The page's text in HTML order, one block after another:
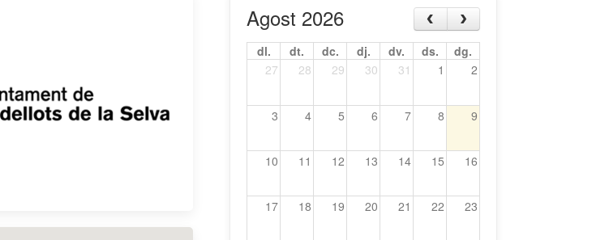
Agost 2026
dl. dt. dc. dj. dv. ds.
dg.
27
28 29 30 31 1 2
3 4 5 6 7 8 9
10 11 12 13 14 15 16
17 18 19 20 21 22 23